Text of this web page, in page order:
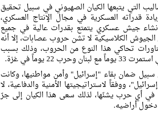
التي يتبعها الكيان الصهيوني في سبيل تحقيق
قدراته العسكرية في مجال الإنتاج العسكري،
جيش عسكري يتمتع بقدرات عالية في جميع
الجيوش الكلاسيكية لا تشن حروب عصابات، إلا أنه
تحاكي هذا النوع من الحروب، وذلك بسبب
يوماً في غزة.
ضمان بقاء "إسرائيل" وأمن مواطنيها، وكانت
ووفقاً لاستراتيجيتها الأمنية والدفاعية، لا
في أي حرب يشنّها، لذلك سعى هذا الكيان إلى جرّ
أراضيه.